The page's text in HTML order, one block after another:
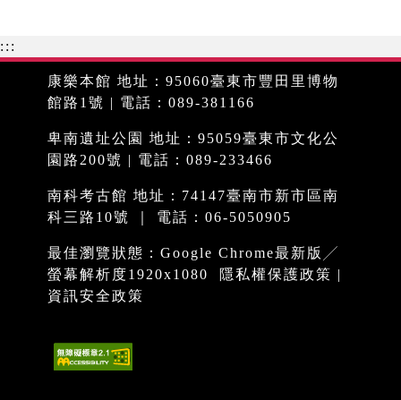
:::
康樂本館 地址：95060臺東市豐田里博物
館路1號 | 電話：089-381166
卑南遺址公園 地址：95059臺東市文化公
園路200號 | 電話：089-233466
南科考古館 地址：74147臺南市新市區南
科三路10號 ｜ 電話：06-5050905
最佳瀏覽狀態：Google Chrome最新版╱
螢幕解析度1920x1080
隱私權保護政策 |
資訊安全政策